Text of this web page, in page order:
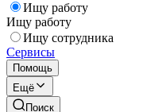
Ищу работу
Ищу работу
Ищу сотрудника
Сервисы
Помощь
Ещё
Поиск